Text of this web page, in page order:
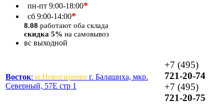
пн-пт 9:00-18:00*
сб 9:00-14:00*
8.08 работают оба склада
скидка 5% на самовывоз
вс выходной
Восток: м.Новогиреево г. Балашиха, мкр.
Северный, 57Е стр 1
+7 (495)
721-20-74
+7 (495)
721-20-75